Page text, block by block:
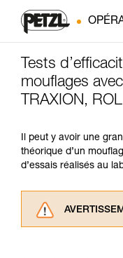
Tests
mouflages
TRAXION,
Il peut y avoir une
théorique d’un
d’essais réalisés au